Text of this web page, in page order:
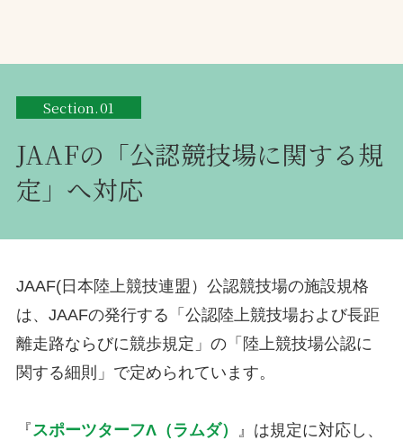
Section.01
JAAFの「公認競技場に関する規
定」へ対応
JAAF(日本陸上競技連盟）公認競技場の施設規格
は、JAAFの発行する「公認陸上競技場および長距
離走路ならびに競歩規定」の「陸上競技場公認に
関する細則」で定められています。
『 スポーツターフΛ（ラムダ）
』は規定に対応し、